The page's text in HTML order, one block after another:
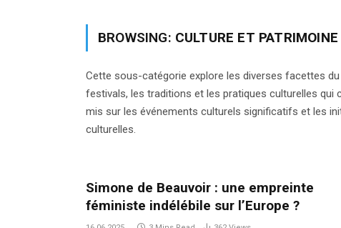
BROWSING: CULTURE ET PATRIMOINE
Cette sous-catégorie explore les diverses facettes
festivals, les traditions et les pratiques culturelles qui
mis sur les événements culturels significatifs et les
culturelles.
Simone de Beauvoir : une empreinte
féministe indélébile sur l’Europe ?